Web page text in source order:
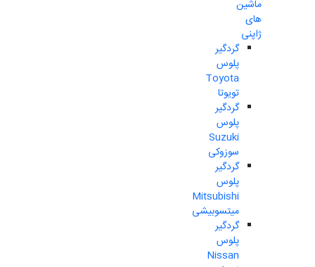
ماشین
های
ژاپنی
گردگیر
پلوس
Toyota
تویوتا
گردگیر
پلوس
Suzuki
سوزوکی
گردگیر
پلوس
Mitsubishi
میتسوبیشی
گردگیر
پلوس
Nissan